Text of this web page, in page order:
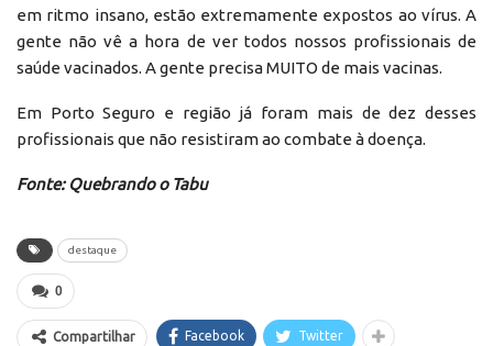
em ritmo insano, estão extremamente expostos ao vírus. A
gente não vê a hora de ver todos nossos profissionais de
saúde vacinados. A gente precisa MUITO de mais vacinas.
Em Porto Seguro e região já foram mais de dez desses
profissionais que não resistiram ao combate à doença.
Fonte: Quebrando o Tabu
destaque
0
Compartilhar Facebook Twitter